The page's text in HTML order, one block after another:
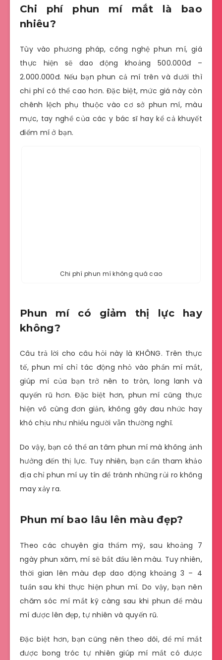
Chi phí phun mí mắt là bao
nhiêu?
Tùy vào phương pháp, công nghệ phun mí, giá
thực hiện sẽ dao động khoảng 500.000đ –
2.000.000đ. Nếu bạn phun cả mí trên và dưới thì
chi phí có thể cao hơn. Đặc biệt, mức giá này còn
chênh lệch phụ thuộc vào cơ sở phun mí, màu
mực, tay nghề của các y bác sĩ hay kể cả khuyết
điểm mí ở bạn.
Chi phí phun mí không quá cao
Phun mí có giảm thị lực hay
không?
Câu trả lời cho câu hỏi này là KHÔNG. Trên thực
tế, phun mí chỉ tác động nhỏ vào phần mí mắt,
giúp mí của bạn trở nên to tròn, long lanh và
quyến rũ hơn. Đặc biệt hơn, phun mí cũng thực
hiện vô cùng đơn giản, không gây đau nhức hay
khó chịu như nhiều người vẫn thường nghĩ.
Do vậy, bạn có thể an tâm phun mí mà không ảnh
hưởng đến thị lực. Tuy nhiên, bạn cần tham khảo
địa chỉ phun mí uy tín để tránh những rủi ro không
may xảy ra.
Phun mí bao lâu lên màu đẹp?
Theo các chuyên gia thẩm mỹ, sau khoảng 7
ngày phun xăm, mí sẽ bắt đầu lên màu. Tuy nhiên,
thời gian lên màu đẹp dao động khoảng 3 – 4
tuần sau khi thực hiện phun mí. Do vậy, bạn nên
chăm sóc mí mắt kỹ càng sau khi phun để màu
mí được lên đẹp, tự nhiên và quyến rũ.
Đặc biệt hơn, bạn cũng nên theo dõi, để mí mắt
được bong tróc tự nhiên giúp mí mắt có được